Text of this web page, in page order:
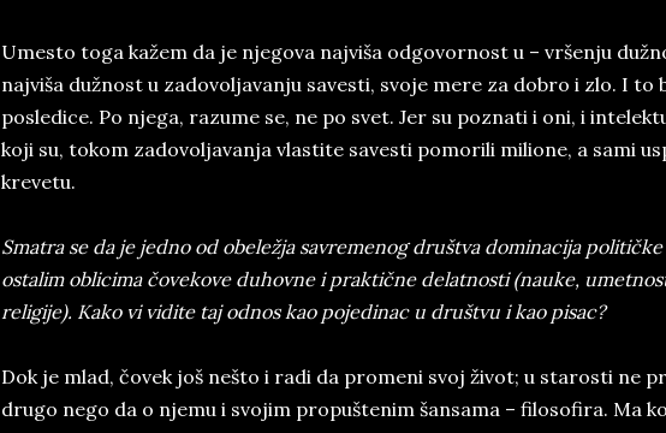
Umesto toga kažem da je njegova najviša odgovornost u – vršenju
najviša dužnost u zadovoljavanju savesti, svoje mere za dobro i zlo. I to
posledice. Po njega, razume se, ne po svet. Jer su poznati i oni, i
koji su, tokom zadovoljavanja vlastite savesti pomorili milione, a sami
krevetu.
Smatra se da je jedno od obeležja savremenog društva dominacija
ostalim oblicima čovekove duhovne i praktične delatnosti (nauke,
religije). Kako vi vidite taj odnos kao pojedinac u društvu i kao pisac?
Dok je mlad, čovek još nešto i radi da promeni svoj život; u starosti ne
drugo nego da o njemu i svojim propuštenim šansama – filosofira. Ma